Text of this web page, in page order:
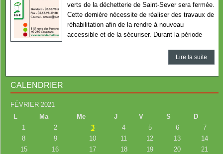
verts de la déchetterie de Saint-Sever sera fermée.
Cette dernière nécessite de réaliser des travaux de
réhabilitation afin de la rendre à nouveau
accessible et de la sécuriser. Durant la période
Lire la suite
CALENDRIER
FÉVRIER 2021
L
Ma Me J V S D
1 2 3 4 5 6
7
8
9 10 11 12 13
14
15
16 17 18 19 20
21